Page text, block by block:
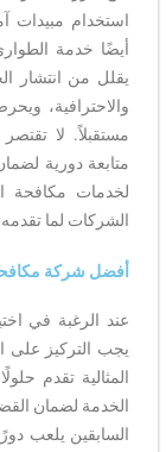
استخدام مبيدات
أيضًا خدمة
يقلل من انتشار
والاحترافية،
مستقبلاً. لا
متابعة دورية
لخدمات
الشركات لما
أفضل شركة
عند الرغبة في
يجب التركيز على
المثالية تقدم
الخدمة لضمان
السابقين يلعب